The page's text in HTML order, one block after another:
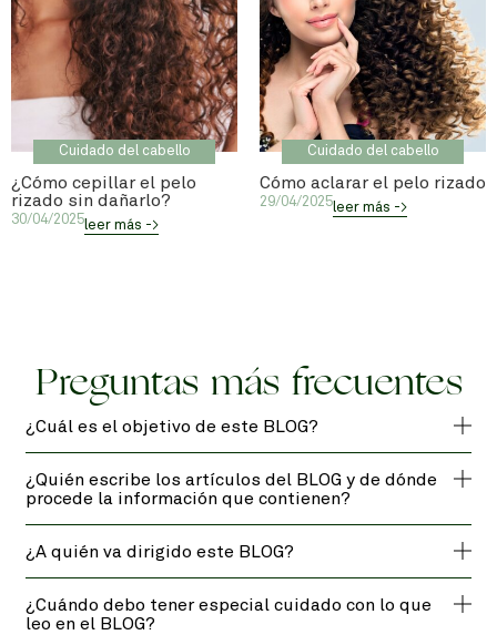
Cuidado del cabello
¿Cómo cepillar el pelo
rizado sin dañarlo?
30/04/2025leer más ->
Cuidado del cabello
Cómo aclarar el pelo rizado
29/04/2025leer más ->
Preguntas más frecuentes
¿Cuál es el objetivo de este BLOG?
¿Quién escribe los artículos del BLOG y de dónde
procede la información que contienen?
¿A quién va dirigido este BLOG?
¿Cuándo debo tener especial cuidado con lo que
leo en el BLOG?